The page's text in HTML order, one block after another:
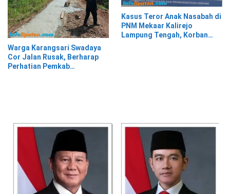
Warga Karangsari Swadaya
Cor Jalan Rusak, Berharap
Perhatian Pemkab
Kasus Teror Anak Nasabah di
PNM Mekaar Kalirejo
Lampung Tengah, Korban